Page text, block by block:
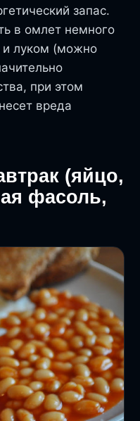
запас.
в омлет немного
и луком (можно
при этом
вреда
(яйцо,
фасоль,